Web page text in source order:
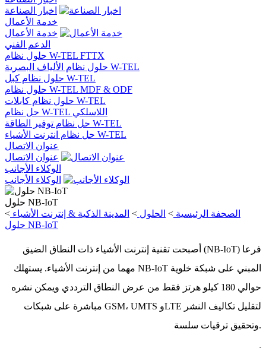
اخبار الصناعة
خدمة الأعمال
خدمة الأعمال
الدعم الفني
حلول نظام W-TEL FTTX
حلول نظام الألياف البصرية W-TEL
حلول نظام كبل W-TEL
حلول نظام W-TEL MDF & ODF
حلول نظام كابلات W-TEL
حل نظام W-TEL اللاسلكي
حل نظام توفير الطاقة W-TEL
حل نظام انترنت الأشياء W-TEL
عنوان الاتصال
عنوان الاتصال
الوكلاء الأجانب
الوكلاء الأجانب
حلول NB-IoT
الصحفة الرئيسية > الحلول > المدينة الذكية & إنترنت الأشياء >
حلول NB-IoT
أصبحت تقنية إنترنت الأشياء ذات النطاق الضيق (NB-IoT) فرعا
مهما من إنترنت الأشياء. يستهلك NB-IoT المبني على شبكة خلوية
حوالي 180 كيلو هرتز فقط من عرض النطاق الترددي ويمكن نشره
مباشرة على شبكات GSM، UMTS وLTE لتقليل تكاليف النشر
وتحقيق ترقيات سلسة.